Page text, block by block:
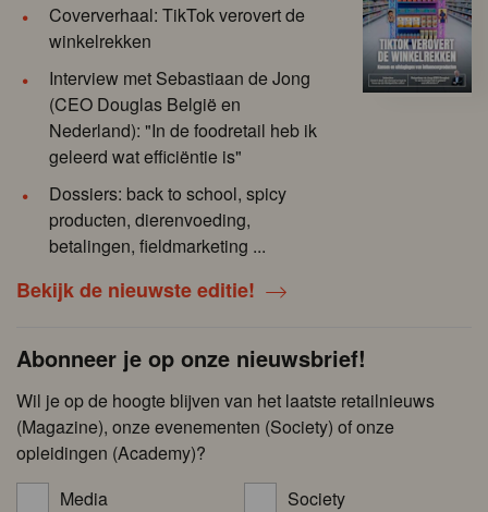
Coververhaal: TikTok verovert de
winkelrekken
Interview met Sebastiaan de Jong
(CEO Douglas België en
Nederland): "In de foodretail heb ik
geleerd wat efficiëntie is"
Dossiers: back to school, spicy
producten, dierenvoeding,
betalingen, fieldmarketing ...
Bekijk de nieuwste editie!
Abonneer je op onze nieuwsbrief!
Wil je op de hoogte blijven van het laatste retailnieuws
(Magazine), onze evenementen (Society) of onze
opleidingen (Academy)?
Media
Society